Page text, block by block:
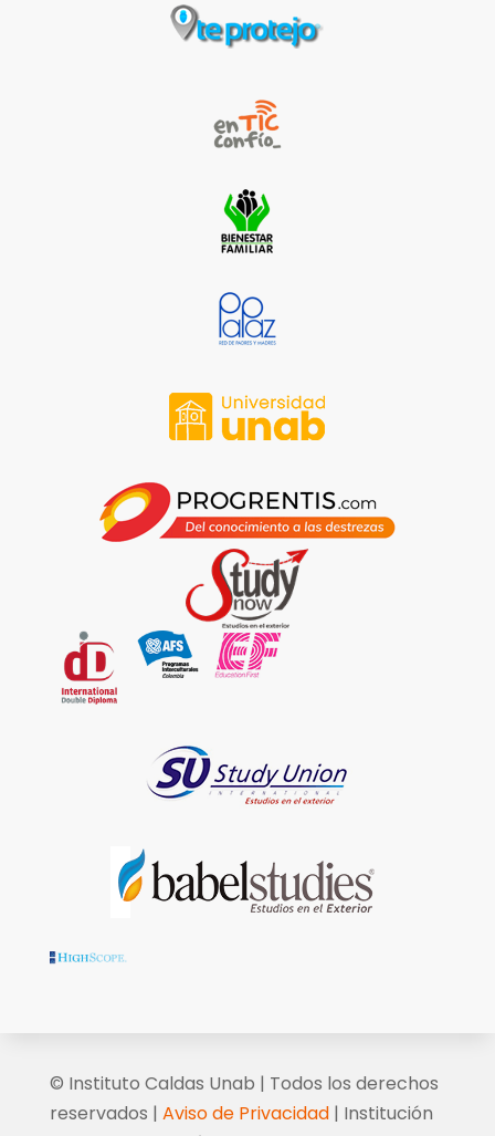
© Instituto Caldas Unab | Todos los derechos
reservados | Aviso de Privacidad | Institución